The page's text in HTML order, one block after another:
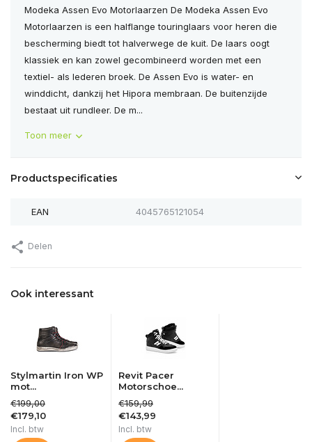
Modeka Assen Evo Motorlaarzen De Modeka Assen Evo
Motorlaarzen is een halflange touringlaars voor heren die
bescherming biedt tot halverwege de kuit. De laars oogt
klassiek en kan zowel gecombineerd worden met een
textiel- als lederen broek. De Assen Evo is water- en
winddicht, dankzij het Hipora membraan. De buitenzijde
bestaat uit rundleer. De m...
Toon meer
Productspecificaties
EAN 4045765121054
Delen
Ook interessant
Stylmartin Iron WP
mot...
€199,00
€179,10
Incl. btw
Revit Pacer
Motorschoe...
€159,99
€143,99
Incl. btw